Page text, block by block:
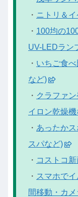
・ ニトリ＆
・ 100均の
UV-LEDラン
・ いちご食
など)
・ クラファ
イロン乾燥
・ あったか
スパなど)
・ コストコ
・ スマホで
間移動・カ